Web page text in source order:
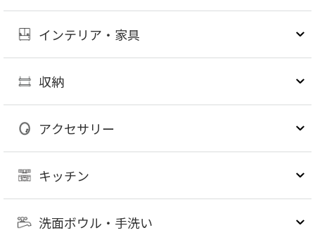
インテリア・家具
収納
アクセサリー
キッチン
洗面ボウル・手洗い